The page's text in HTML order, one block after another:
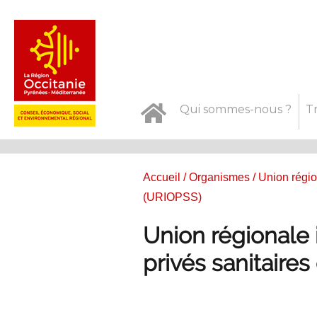
Qui sommes-nous ?
Accueil /Organismes/ Union
(URIOPSS)
Union
privés sanitaires